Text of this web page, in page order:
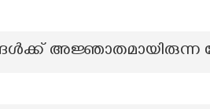
അജ്ഞാതമായിരുന്ന